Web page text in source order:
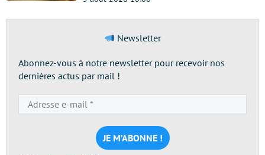
Newsletter
Abonnez-vous à notre newsletter pour recevoir nos
dernières actus par mail !
e-
mail
*